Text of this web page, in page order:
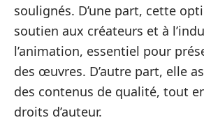
soulignés. D’une part, cette
soutien aux créateurs et à
l’animation, essentiel pour
des œuvres. D’autre part, elle
des contenus de qualité, tout
droits d’auteur.